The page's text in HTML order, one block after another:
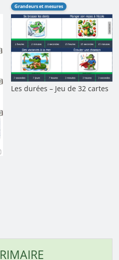
Grandeurs et mesures
Les durées – Jeu de 32 cartes